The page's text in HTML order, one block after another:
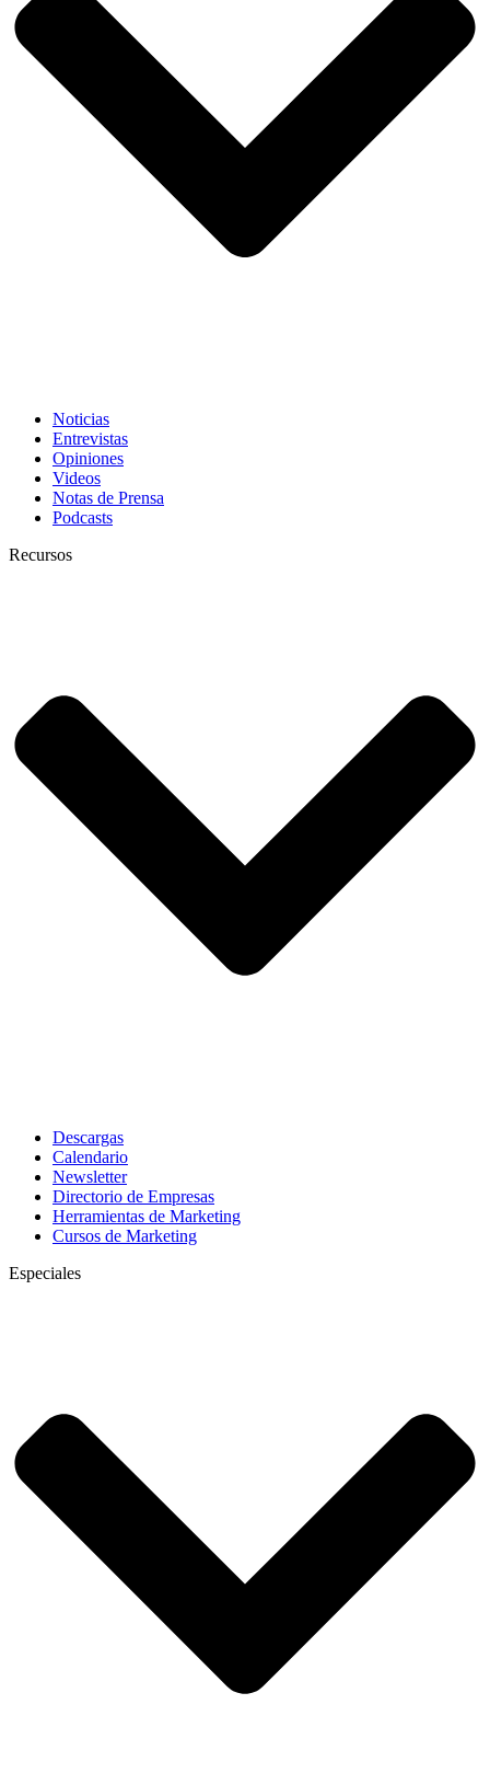
Noticias
Entrevistas
Opiniones
Videos
Notas de Prensa
Podcasts
Recursos
Descargas
Calendario
Newsletter
Directorio de Empresas
Herramientas de Marketing
Cursos de Marketing
Especiales